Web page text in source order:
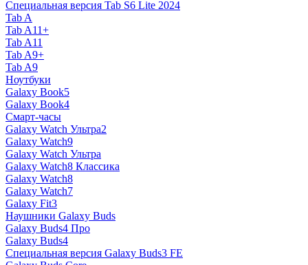
Специальная версия Tab S6 Lite 2024
Tab A
Tab A11+
Tab A11
Tab A9+
Tab A9
Ноутбуки
Galaxy Book5
Galaxy Book4
Смарт-часы
Galaxy Watch Ультра2
Galaxy Watch9
Galaxy Watch Ультра
Galaxy Watch8 Классика
Galaxy Watch8
Galaxy Watch7
Galaxy Fit3
Наушники Galaxy Buds
Galaxy Buds4 Про
Galaxy Buds4
Специальная версия Galaxy Buds3 FE